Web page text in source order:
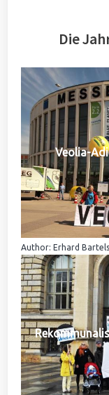
Die
Veolia-
Author: Erhard Bartels